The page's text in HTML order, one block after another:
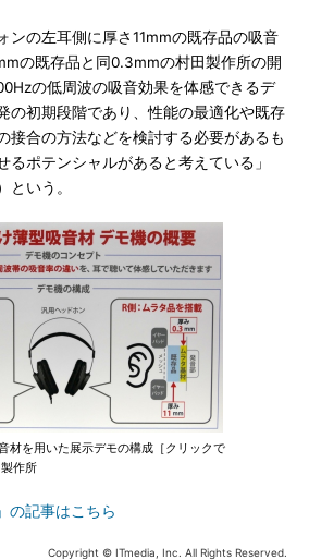
の左耳側に厚さ11mmの既存品の吸音
の既存品と同0.3mmの村田製作所の開
の低周波の吸音効果を体感できるデ
の初期段階であり、性能の最適化や既存
接合の方法などを検討する必要があるも
るポテンシャルがあると考えている」
という。
材を用いた展示デモの構成［クリックで
作所
の記事はこちら
Copyright © ITmedia, Inc. All Rights Reserved.